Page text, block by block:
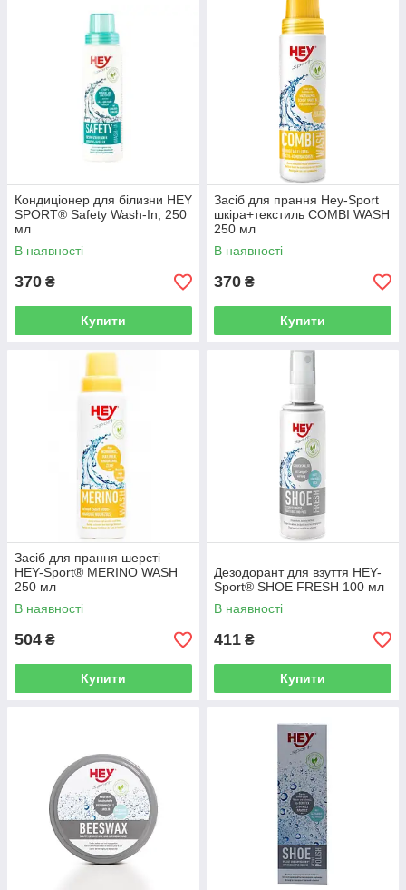
Кондиціонер для білизни HEY
SPORT® Safety Wash-In, 250
мл
В наявності
370 ₴
Купити
Засіб для прання Hey-Sport
шкіра+текстиль COMBI WASH
250 мл
В наявності
370 ₴
Купити
Засіб для прання шерсті
HEY-Sport® MERINO WASH
250 мл
В наявності
504 ₴
Купити
Дезодорант для взуття HEY-
Sport® SHOE FRESH 100 мл
В наявності
411 ₴
Купити